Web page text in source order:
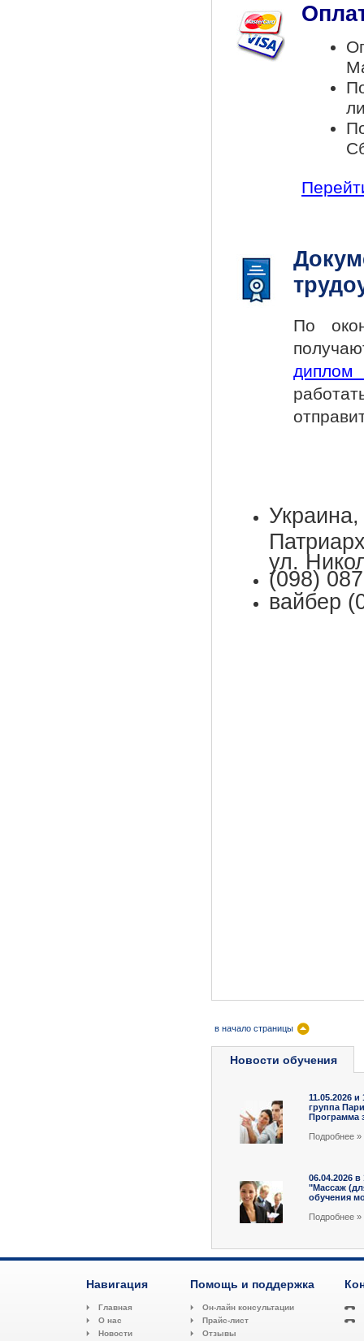
По
диплом
ул.
(098)
вайбер
в начало страницы
Новости обучения
11.05.2026 и
группа
Программа
Подробнee »
06.04.2026 в
"Массаж
обучения
Подробнee »
Навигация
Главная
О нас
Новости
Помощь и поддержка
Он-лайн консультации
Прайс-лист
Отзывы